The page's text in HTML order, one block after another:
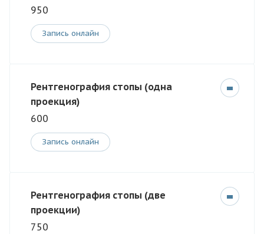
950
Запись онлайн
Рентгенография стопы (одна
проекция)
600
Запись онлайн
Рентгенография стопы (две
проекции)
750